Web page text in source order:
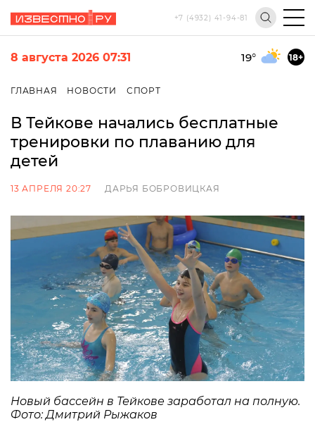
+7 (4932) 41-94-81
8 августа 2026 07:31 19° 18+
ГЛАВНАЯ НОВОСТИ СПОРТ
В Тейкове начались бесплатные
тренировки по плаванию для
детей
13 АПРЕЛЯ 20:27 ДАРЬЯ БОБРОВИЦКАЯ
Новый бассейн в Тейкове заработал на полную.
Фото: Дмитрий Рыжаков